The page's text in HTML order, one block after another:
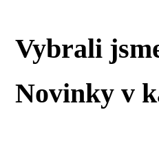
Vybrali
Novinky v